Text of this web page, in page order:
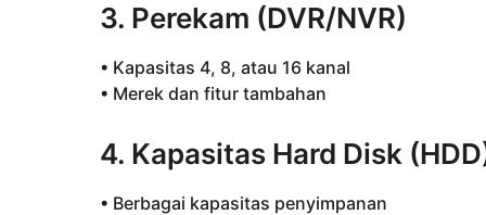
3. Perekam (DVR/NVR)
• Kapasitas 4, 8, atau 16 kanal
• Merek dan fitur tambahan
4. Kapasitas Hard Disk
• Berbagai kapasitas penyimpanan